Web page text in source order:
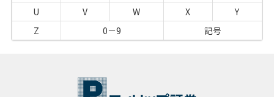
U
V W X
Y
Z
0－9 記号